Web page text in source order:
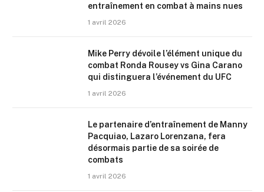
entraînement en combat à mains nues
1 avril 2026
Mike Perry dévoile l’élément unique du
combat Ronda Rousey vs Gina Carano
qui distinguera l’événement du UFC
1 avril 2026
Le partenaire d’entraînement de Manny
Pacquiao, Lazaro Lorenzana, fera
désormais partie de sa soirée de
combats
1 avril 2026